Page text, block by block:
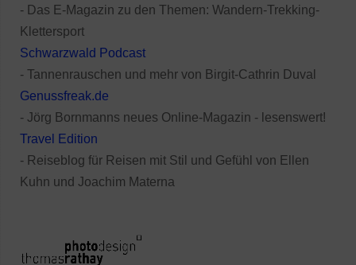
- Das E-Magazin zu den Themen: Wandern-Trekking-
Klettersport
Schwarzwald Podcast
- Tannenrauschen und mehr von Birgit-Cathrin Duval
Genussfreak.de
- Jörg Bornmanns neues Online-Magazin - lesenswert!
Travel Edition
- Reiseblog für Reisen mit Stil und Gefühl von Ellen
Kuhn und Joachim Materna